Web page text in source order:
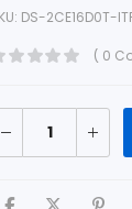
DS-2CE16D0T-
( 0